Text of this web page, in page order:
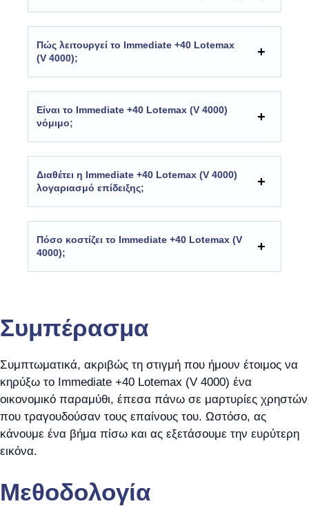
Πώς λειτουργεί το Immediate +40 Lotemax
(V 4000);
Είναι το Immediate +40 Lotemax (V 4000)
νόμιμο;
Διαθέτει η Immediate +40 Lotemax (V 4000)
λογαριασμό επίδειξης;
Πόσο κοστίζει το Immediate +40 Lotemax (V
4000);
Συμπέρασμα
Συμπτωματικά, ακριβώς τη στιγμή που ήμουν έτοιμος να
κηρύξω το Immediate +40 Lotemax (V 4000) ένα
οικονομικό παραμύθι, έπεσα πάνω σε μαρτυρίες χρηστών
που τραγουδούσαν τους επαίνους του. Ωστόσο, ας
κάνουμε ένα βήμα πίσω και ας εξετάσουμε την ευρύτερη
εικόνα.
Μεθοδολογία